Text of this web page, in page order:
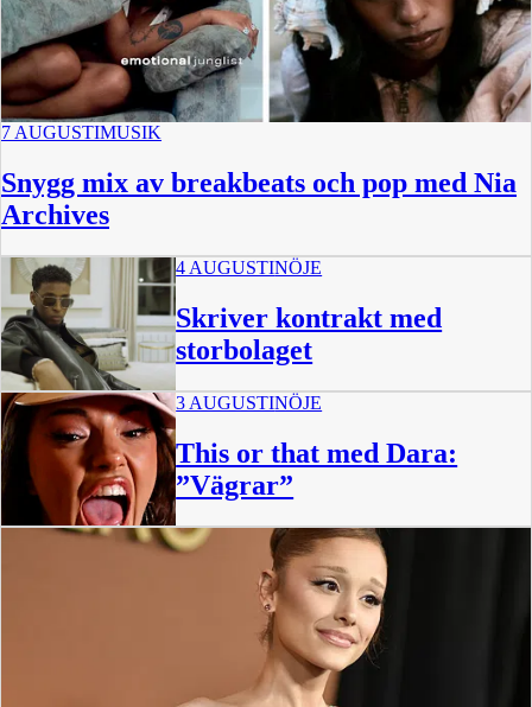
7 AUGUSTIMUSIK
Snygg mix av breakbeats och pop med Nia
Archives
4 AUGUSTINÖJE
Skriver kontrakt med
storbolaget
3 AUGUSTINÖJE
This or that med Dara:
”Vägrar”